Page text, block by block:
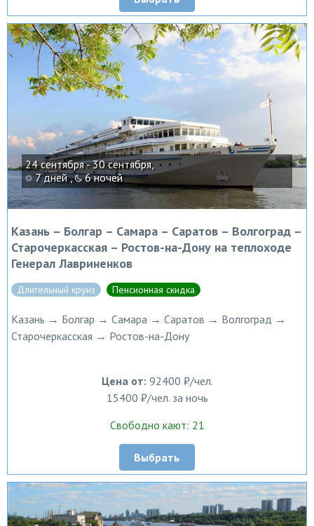
24 сентября - 30 сентября,
7 дней , 6 ночей
Казань – Болгар – Самара – Саратов – Волгоград –
Старочеркасская – Ростов-на-Дону на теплоходе
Генерал Лавриненков
Длительный круиз Пенсионная скидка
Казань → Болгар → Самара → Саратов → Волгоград →
Старочеркасская → Ростов-на-Дону
Цена от: 92400 ₽/чел.
15400 ₽/чел. за ночь
Свободно кают: 21
Выбрать